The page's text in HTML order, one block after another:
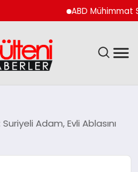
ABD Mühimmat
Adam, Evli Ablasını